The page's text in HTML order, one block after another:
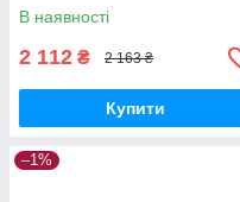
В наявності
2 112 ₴ 2 163 ₴
Купити
–1%